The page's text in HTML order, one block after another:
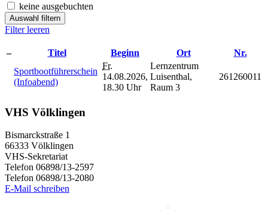
keine ausgebuchten
Auswahl filtern
Filter leeren
– Titel Beginn Ort
Nr.
Sportbootführerschein
(Infoabend)
Fr.
14.08.2026,
18.30 Uhr
Lernzentrum
Luisenthal,
Raum 3
261260011
VHS Völklingen
Bismarckstraße 1
66333 Völklingen
VHS-Sekretariat
Telefon 06898/13-2597
Telefon 06898/13-2080
E-Mail schreiben